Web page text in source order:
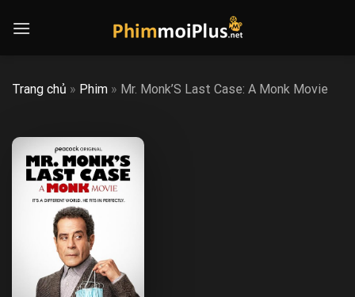
Trang chủ » Phim » Mr. Monk’S Last Case: A Monk Movie